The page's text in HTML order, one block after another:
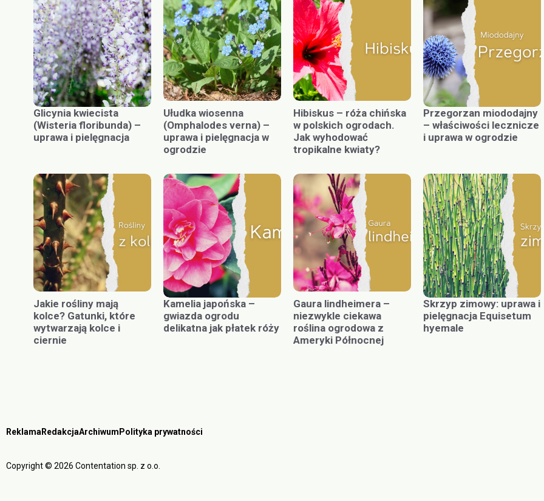
Glicynia kwiecista
(Wisteria floribunda) –
uprawa i pielęgnacja
Ułudka wiosenna
(Omphalodes verna) –
uprawa i pielęgnacja w
ogrodzie
Hibiskus – róża chińska
w polskich ogrodach.
Jak wyhodować
tropikalne kwiaty?
Przegorzan miododajny
– właściwości lecznicze
i uprawa w ogrodzie
Jakie rośliny mają
kolce? Gatunki, które
wytwarzają kolce i
ciernie
Kamelia japońska –
gwiazda ogrodu
delikatna jak płatek róży
Gaura lindheimera –
niezwykle ciekawa
roślina ogrodowa z
Ameryki Północnej
Skrzyp zimowy: uprawa i
pielęgnacja Equisetum
hyemale
Reklama RedakcjaArchiwum Polityka prywatności
Copyright © 2026 Contentation sp. z o.o.